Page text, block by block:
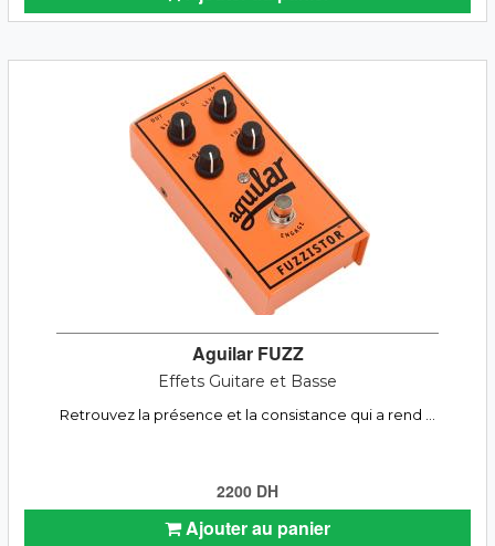
Aguilar FUZZ
Effets Guitare et Basse
Retrouvez la présence et la consistance qui a rend ...
2200 DH
Ajouter au panier